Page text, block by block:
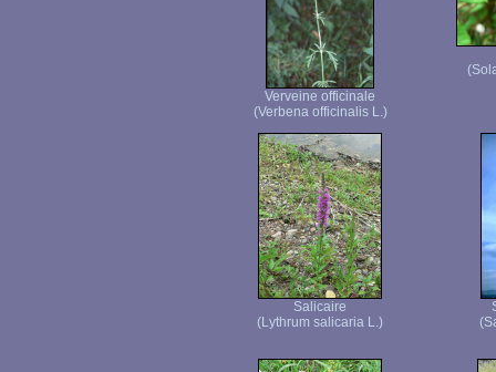
Verveine officinale
(Verbena officinalis L.)
Salicaire
(Lythrum salicaria L.)